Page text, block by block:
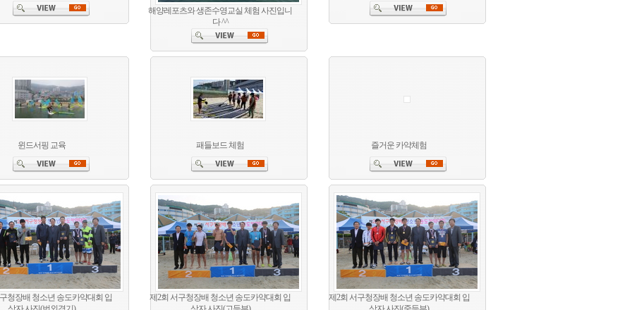
해양레포츠와 생존수영교실 체험 사진입니
다 ^^
윈드서핑 교육 패들보드 체험 즐거운 카약체험
청장배 청소년 송도카약대회 입
제2회 서구청장배 청소년 송도카약대회 입
제2회 서구청장배 청소년 송도카약대회 입